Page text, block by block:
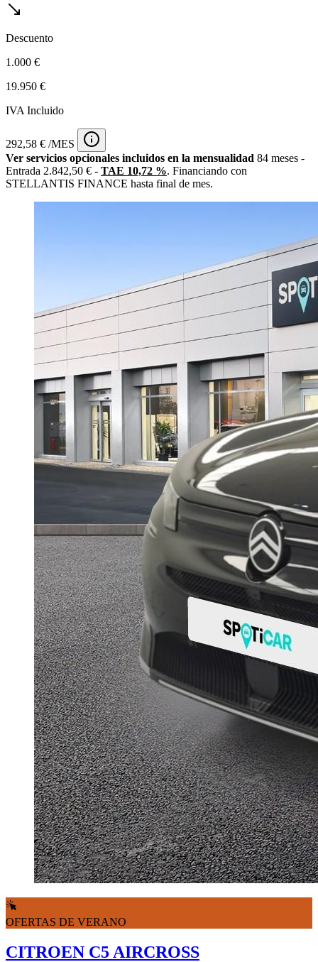
Descuento
1.000 €
19.950 €
IVA Incluido
292,58 € /MES
Ver servicios opcionales incluidos en la mensualidad 84 meses -
Entrada 2.842,50 € - TAE 10,72 %. Financiando con
STELLANTIS FINANCE hasta final de mes.
OFERTAS DE VERANO
CITROEN C5 AIRCROSS